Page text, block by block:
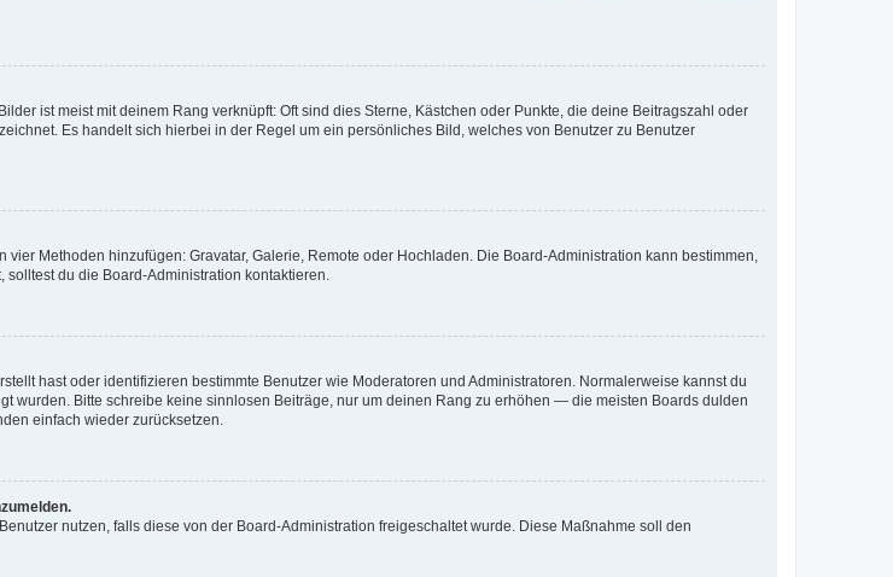
ist meist mit deinem Rang verknüpft: Oft sind dies Sterne, Kästchen oder Punkte, die deine Beitragszahl oder
Es handelt sich hierbei in der Regel um ein persönliches Bild, welches von Benutzer zu Benutzer
Methoden hinzufügen: Gravatar, Galerie, Remote oder Hochladen. Die Board-Administration kann bestimmen,
du die Board-Administration kontaktieren.
hast oder identifizieren bestimmte Benutzer wie Moderatoren und Administratoren. Normalerweise kannst du
wurden. Bitte schreibe keine sinnlosen Beiträge, nur um deinen Rang zu erhöhen — die meisten Boards dulden
einfach wieder zurücksetzen.
nutzen, falls diese von der Board-Administration freigeschaltet wurde. Diese Maßnahme soll den